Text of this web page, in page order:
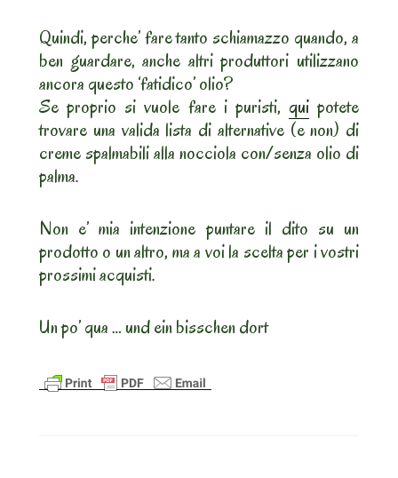
Quindi, perche’ fare tanto schiamazzo quando, a
ben guardare, anche altri produttori utilizzano
ancora questo ‘fatidico’ olio?
Se proprio si vuole fare i puristi, quipotete
trovare una valida lista di alternative (e non) di
creme spalmabili alla nocciola con/senza olio di
palma.
Non e’ mia intenzione puntare il dito su un
prodotto o un altro, ma a voi la scelta per i vostri
prossimi acquisti.
Un po’ qua … und ein bisschen dort